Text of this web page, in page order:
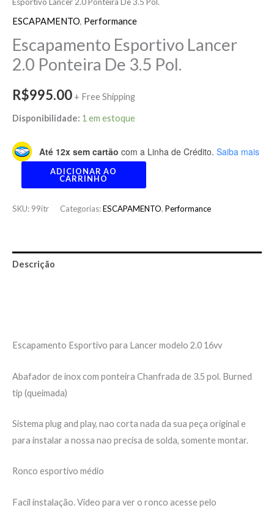
ESCAPAMENTO, Performance
Escapamento Esportivo Lancer
2.0 Ponteira De 3.5 Pol.
R$995.00 + Free Shipping
Disponibilidade: 1 em estoque
Até 12x sem cartão com a Linha de Crédito. Saiba mais
ADICIONAR AO
CARRINHO
SKU: 99itr Categorias:ESCAPAMENTO, Performance
Descrição
Escapamento Esportivo para Lancer modelo 2.0 16vv
Abafador de inox com ponteira Chanfrada de 3.5 pol. Burned
tip (queimada)
Sistema plug and play, nao corta nada da sua peça original e
para instalar a nossa nao precisa de solda, somente montar.
Ronco esportivo médio
Facil instalação. Video para ver o ronco acesse pelo